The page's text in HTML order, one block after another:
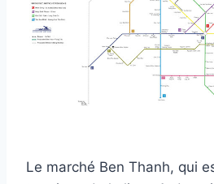
Le marché Ben Thanh, qui